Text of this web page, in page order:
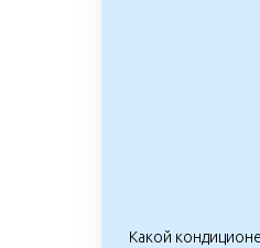
Какой